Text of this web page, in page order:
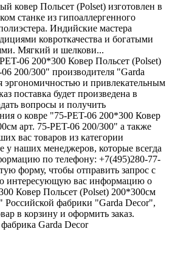
ковер Польсет (Polset) изготовлен в
станке из гипоаллергенного
Индийские мастера
ковроткачества и богатыми
Мягкий и шелкови...
06 200*300 Ковер Польсет (Polset)
200/300" производителя "Garda
эргономичностью и привлекательным
поставка будет произведена в
вопросы и получить
о ковре "75-PET-06 200*300 Ковер
арт. 75-PET-06 200/300" а также
вас товаров из категории
у наших менеджеров, которые всегда
по телефону: +7(495)280-77-
форму, чтобы отправить запрос с
интересующую вас информацию о
Ковер Польсет (Polset) 200*300см
Российской фабрики "Garda Decor",
в корзину и оформить заказ.
Garda Decor